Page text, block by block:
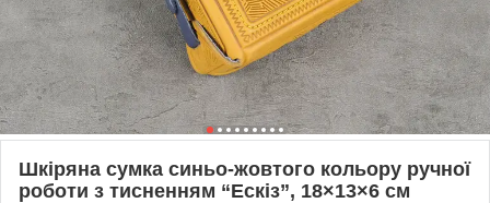
Шкіряна сумка синьо-жовтого кольору ручної
роботи з тисненням “Ескіз”, 18×13×6 см